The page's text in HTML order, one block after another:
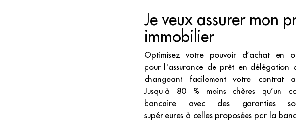
Je veux assurer mon
immobilier
Optimisez votre pouvoir d’achat en
pour l'assurance de prêt en délégation
changeant facilement votre contrat
Jusqu'à 80 % moins chères qu’un
bancaire avec des garanties
supérieures à celles proposées par la